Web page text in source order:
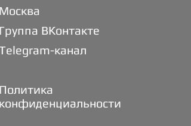
Москва
Группа ВКонтакте
канал
Политика
конфиденциальности